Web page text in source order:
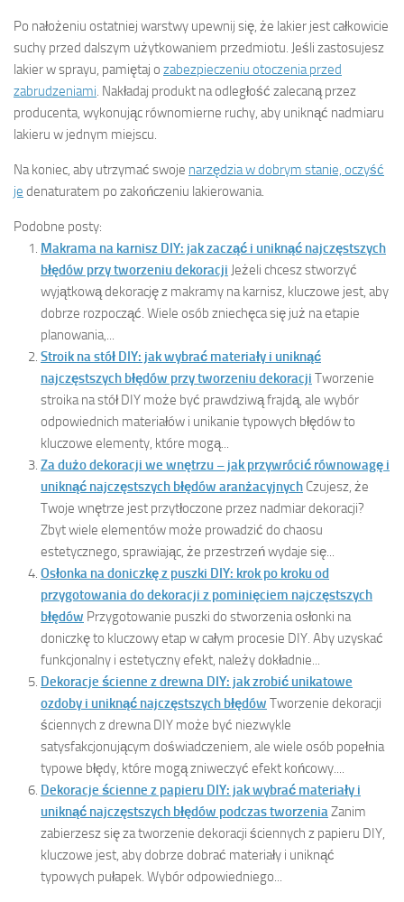
Po nałożeniu ostatniej warstwy upewnij się, że lakier jest całkowicie
suchy przed dalszym użytkowaniem przedmiotu. Jeśli zastosujesz
lakier w sprayu, pamiętaj o zabezpieczeniu otoczenia przed
zabrudzeniami. Nakładaj produkt na odległość zalecaną przez
producenta, wykonując równomierne ruchy, aby uniknąć nadmiaru
lakieru w jednym miejscu.
Na koniec, aby utrzymać swoje narzędzia w dobrym stanie, oczyść
je denaturatem po zakończeniu lakierowania.
Podobne posty:
Makrama na karnisz DIY: jak zacząć i uniknąć najczęstszych
błędów przy tworzeniu dekoracji Jeżeli chcesz stworzyć
wyjątkową dekorację z makramy na karnisz, kluczowe jest, aby
dobrze rozpocząć. Wiele osób zniechęca się już na etapie
planowania,...
Stroik na stół DIY: jak wybrać materiały i uniknąć
najczęstszych błędów przy tworzeniu dekoracji Tworzenie
stroika na stół DIY może być prawdziwą frajdą, ale wybór
odpowiednich materiałów i unikanie typowych błędów to
kluczowe elementy, które mogą...
Za dużo dekoracji we wnętrzu – jak przywrócić równowagę i
uniknąć najczęstszych błędów aranżacyjnych Czujesz, że
Twoje wnętrze jest przytłoczone przez nadmiar dekoracji?
Zbyt wiele elementów może prowadzić do chaosu
estetycznego, sprawiając, że przestrzeń wydaje się...
Osłonka na doniczkę z puszki DIY: krok po kroku od
przygotowania do dekoracji z pominięciem najczęstszych
błędów Przygotowanie puszki do stworzenia osłonki na
doniczkę to kluczowy etap w całym procesie DIY. Aby uzyskać
funkcjonalny i estetyczny efekt, należy dokładnie...
Dekoracje ścienne z drewna DIY: jak zrobić unikatowe
ozdoby i uniknąć najczęstszych błędów Tworzenie dekoracji
ściennych z drewna DIY może być niezwykle
satysfakcjonującym doświadczeniem, ale wiele osób popełnia
typowe błędy, które mogą zniweczyć efekt końcowy....
Dekoracje ścienne z papieru DIY: jak wybrać materiały i
uniknąć najczęstszych błędów podczas tworzeniaZanim
zabierzesz się za tworzenie dekoracji ściennych z papieru DIY,
kluczowe jest, aby dobrze dobrać materiały i uniknąć
typowych pułapek. Wybór odpowiedniego...